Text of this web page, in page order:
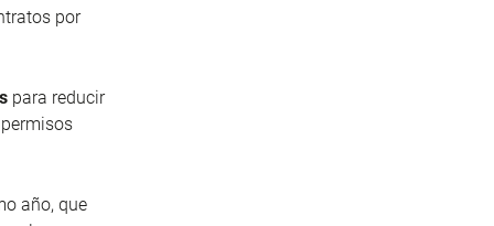
por
para reducir
año, que